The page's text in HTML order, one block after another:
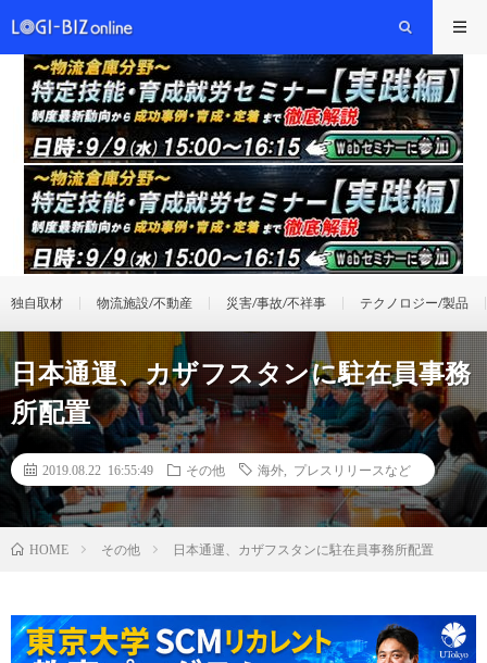
独自取材 物流施設/不動産 災害/事故/不祥事 テクノロジー/製品
日本通運、カザフスタンに駐在員事務
所配置
2019.08.22 16:55:49 その他 海外 プレスリリースなど
HOME その他 日本通運、カザフスタンに駐在員事務所配置